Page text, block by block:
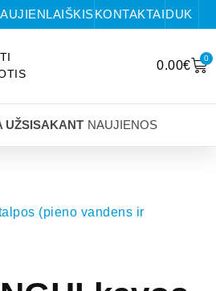
KONTAKTAIDUK
0.00€
0
UŽSISAKANT NAUJIENOS
(pieno vandens ir